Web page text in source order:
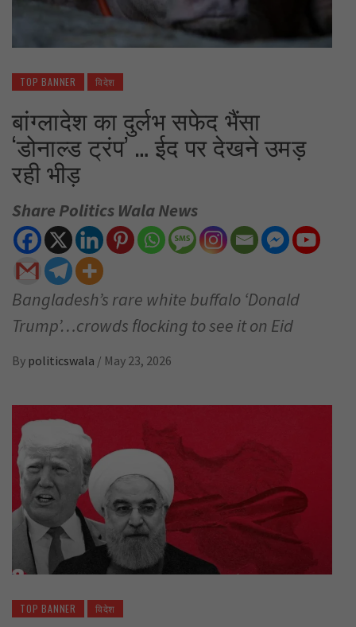
TOP BANNER विदेश
बांग्लादेश का दुर्लभ सफेद भैंसा
‘डोनाल्ड ट्रंप’ … ईद पर देखने उमड़
रही भीड़
Share Politics Wala News
Bangladesh’s rare white buffalo ‘Donald
Trump’…crowds flocking to see it on Eid
By politicswala / May 23, 2026
TOP BANNER विदेश